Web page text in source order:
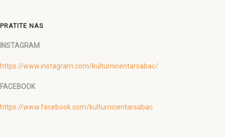
PRATITE NAS
INSTAGRAM
https://www.instagram.com/kulturnicentarsabac/
FACEBOOK
https://www.facebook.com/kulturnicentarsabac